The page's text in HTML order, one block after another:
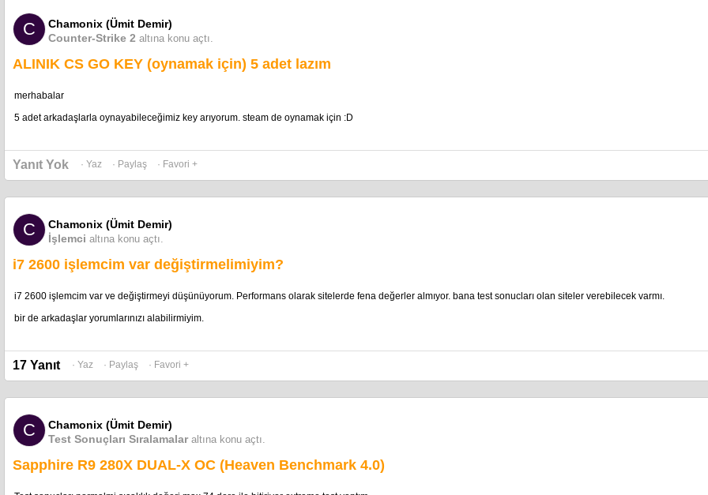
C
Chamonix (Ümit Demir)
Counter-Strike 2 altına konu açtı.
ALINIK CS GO KEY (oynamak için) 5 adet lazım
merhabalar
5 adet arkadaşlarla oynayabileceğimiz key arıyorum. steam de oynamak için :D
Yanıt Yok · Yaz · Paylaş · Favori +
C
Chamonix (Ümit Demir)
İşlemci altına konu açtı.
i7 2600 işlemcim var değiştirmelimiyim?
i7 2600 işlemcim var ve değiştirmeyi düşünüyorum. Performans olarak sitelerde fena değerler almıyor. bana test sonucları olan siteler verebilecek varmı.
bir de arkadaşlar yorumlarınızı alabilirmiyim.
17 Yanıt · Yaz · Paylaş · Favori +
C
Chamonix (Ümit Demir)
Test Sonuçları Sıralamalar altına konu açtı.
Sapphire R9 280X DUAL-X OC (Heaven Benchmark 4.0)